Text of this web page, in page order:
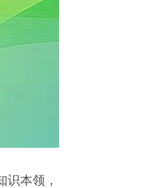
本领，